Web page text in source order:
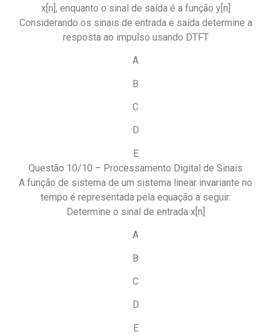
x[n], enquanto o sinal de saída é a função y[n]
Considerando os sinais de entrada e saída determine a
resposta ao impulso usando DTFT
A
B
C
D
E
Questão 10/10 – Processamento Digital de Sinais
A função de sistema de um sistema linear invariante no
tempo é representada pela equação a seguir:
Determine o sinal de entrada x[n]
A
B
C
D
E